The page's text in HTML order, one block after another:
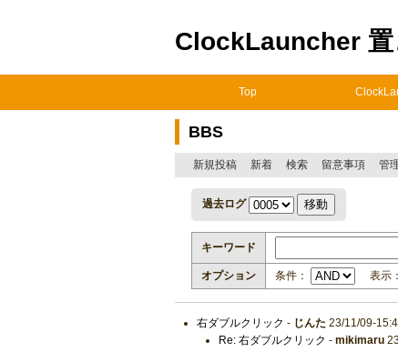
ClockLauncher 置
Top
BBS
新規投稿 新着 検索 留意事項 管
過去ログ
キーワード
オプション 条件： 表示
右ダブルクリック - じんた 23/11/09-
Re: 右ダブルクリック - mikimaru